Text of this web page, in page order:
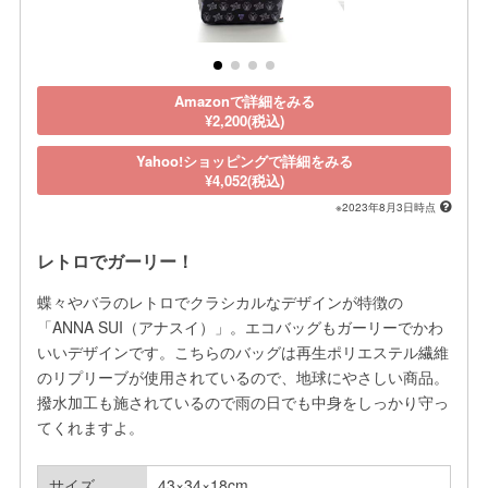
Amazonで詳細をみる
¥2,200(税込)
Yahoo!ショッピングで詳細をみる
¥4,052(税込)
※2023年8月3日時点
レトロでガーリー！
蝶々やバラのレトロでクラシカルなデザインが特徴の
「ANNA SUI（アナスイ）」。エコバッグもガーリーでかわ
いいデザインです。こちらのバッグは再生ポリエステル繊維
のリプリーブが使用されているので、地球にやさしい商品。
撥水加工も施されているので雨の日でも中身をしっかり守っ
てくれますよ。